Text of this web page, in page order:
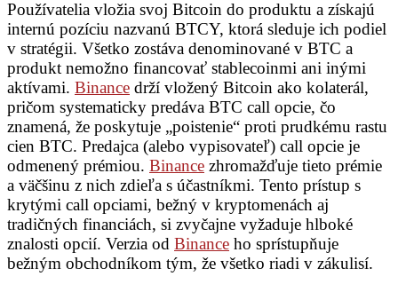
Používatelia vložia svoj Bitcoin do produktu a získajú
internú pozíciu nazvanú BTCY, ktorá sleduje ich podiel
v stratégii. Všetko zostáva denominované v BTC a
produkt nemožno financovať stablecoinmi ani inými
aktívami. Binance drží vložený Bitcoin ako kolaterál,
pričom systematicky predáva BTC call opcie, čo
znamená, že poskytuje „poistenie“ proti prudkému rastu
cien BTC. Predajca (alebo vypisovateľ) call opcie je
odmenený prémiou. Binance zhromažďuje tieto prémie
a väčšinu z nich zdieľa s účastníkmi. Tento prístup s
krytými call opciami, bežný v kryptomenách aj
tradičných financiách, si zvyčajne vyžaduje hlboké
znalosti opcií. Verzia od Binance ho sprístupňuje
bežným obchodníkom tým, že všetko riadi v zákulisí.